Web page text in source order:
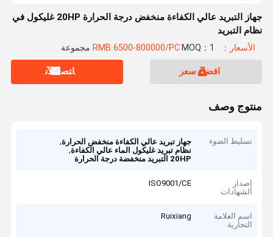
جهاز التبريد عالي الكفاءة منخفض درجة الحرارة 20HP غليكول في
نظام التبريد
الأسعار：RMB 6500-800000/PC MOQ：1 مجموعة
افضل سعر ﺎﺘﺼﻟ ﺍﻶﻧ
منتوج وصف
تسليط الضوء جهاز تبريد عالي الكفاءة منخفض الحرارة,
نظام تبريد غليكول الماء عالي الكفاءة,
20HP التبريد منخفضة درجة الحرارة
إصدار
الشهادات
ISO9001/CE
اسم العلامة
التجارية
Ruixiang